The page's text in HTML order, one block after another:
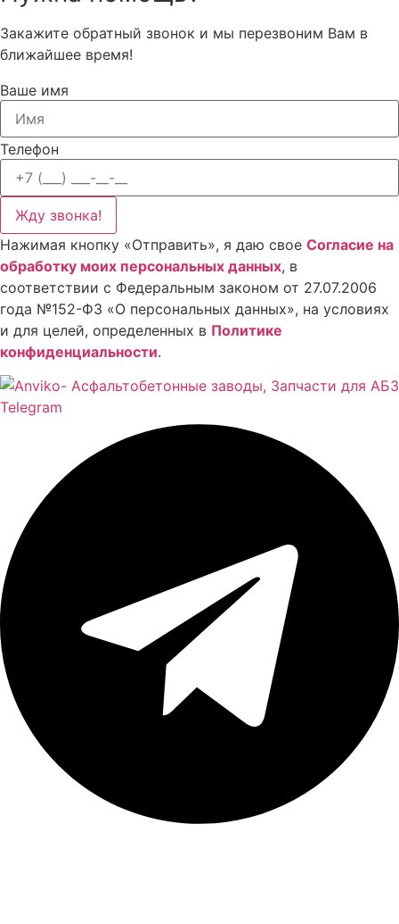
Закажите обратный звонок и мы перезвоним Вам в
ближайшее время!
Ваше имя
Телефон
Жду звонка!
Нажимая кнопку «Отправить», я даю свое Cогласие на
обработку моих персональных данных, в
соответствии с Федеральным законом от 27.07.2006
года №152-ФЗ «О персональных данных», на условиях
и для целей, определенных в Политике
конфиденциальности.
Telegram